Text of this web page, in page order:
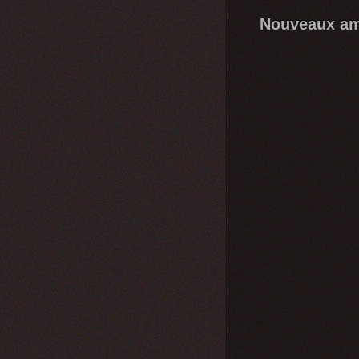
Nouveaux